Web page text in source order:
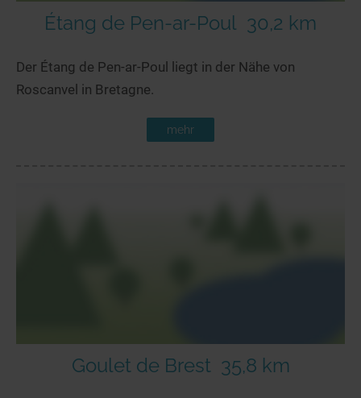
Étang de Pen-ar-Poul 30,2 km
Der Étang de Pen-ar-Poul liegt in der Nähe von
Roscanvel in Bretagne.
mehr
Goulet de Brest 35,8 km